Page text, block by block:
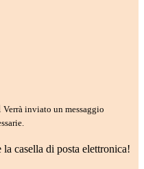
Verrà inviato un messaggio
casella di posta elettronica!